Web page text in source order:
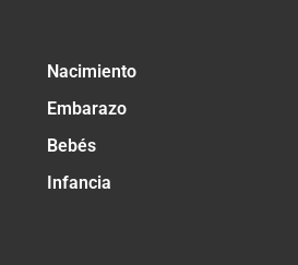
Nacimiento
Embarazo
Bebés
Infancia